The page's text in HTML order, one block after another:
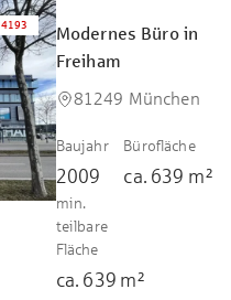
4193
Modernes Büro in
Freiham
81249 München
Baujahr
2009
Bürofläche
ca. 639 m²
min.
teilbare
Fläche
ca. 639 m²